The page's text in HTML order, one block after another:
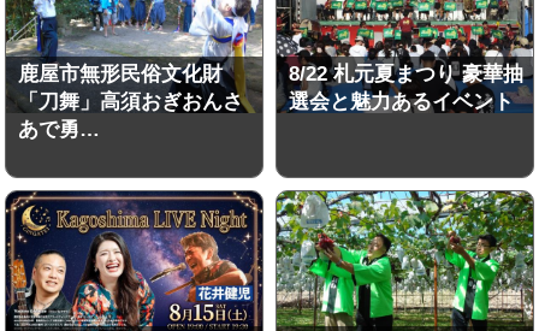
鹿屋市無形民俗文化財
「刀舞」高須おぎおんさ
あで勇…
8/22 札元夏まつり 豪華抽
選会と魅力あるイベント